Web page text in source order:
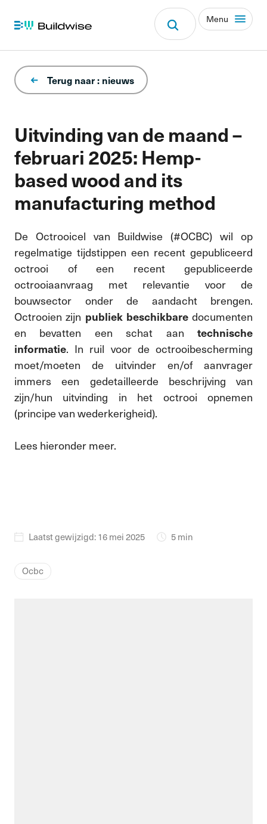
Menu
Uitvinding van de maand –
februari 2025: Hemp-
based wood and its
manufacturing method
Terug naar : nieuws
De Octrooicel van Buildwise (#OCBC) wil op
regelmatige tijdstippen een recent gepubliceerd
octrooi of een recent gepubliceerde
octrooiaanvraag met relevantie voor de
bouwsector onder de aandacht brengen.
Octrooien zijn publiek beschikbaredocumenten
en bevatten een schat aan technische
informatie. In ruil voor de octrooibescherming
moet/moeten de uitvinder en/of aanvrager
immers een gedetailleerde beschrijving van
zijn/hun uitvinding in het octrooi opnemen
(principe van wederkerigheid).
Lees hieronder meer.
Laatst gewijzigd: 16 mei 2025 5 min
Ocbc